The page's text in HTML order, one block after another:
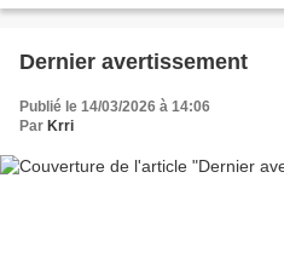
Dernier avertissement
Publié le 14/03/2026 à 14:06
Par Krri